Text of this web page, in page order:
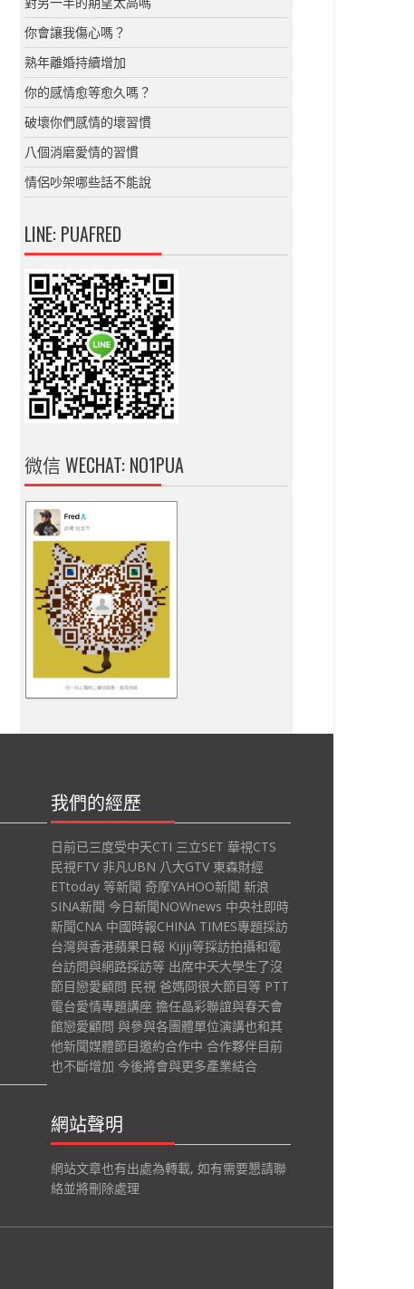
你會讓我傷心嗎？
熟年離婚持續增加
你的感情愈等愈久嗎？
破壞你們感情的壞習慣
八個消磨愛情的習慣
情侶吵架哪些話不能說
LINE: PUAFRED
微信 WECHAT: NO1PUA
我們的經歷
日前已三度受中天CTI 三立SET 華視CTS
民視FTV 非凡UBN 八大GTV 東森財經
ETtoday 等新聞 奇摩YAHOO新聞 新浪
SINA新聞 今日新聞NOWnews 中央社即時
新聞CNA 中國時報CHINA TIMES專題採訪
台灣與香港蘋果日報 Kijiji等採訪拍攝和電
台訪問與網路採訪等 出席中天大學生了沒
節目戀愛顧問 民視 爸媽冏很大節目等 PTT
電台愛情專題講座 擔任晶彩聯誼與春天會
館戀愛顧問 與參與各團體單位演講也和其
他新聞媒體節目邀約合作中 合作夥伴目前
也不斷增加 今後將會與更多產業結合
網站聲明
網站文章也有出處為轉載, 如有需要懇請聯
絡並將刪除處理